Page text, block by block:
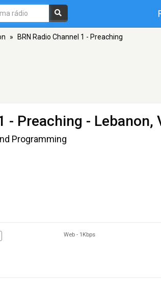
» BRN Radio Channel 1 - Preaching
- Preaching - Lebanon,
Programming
Web - 1Kbps